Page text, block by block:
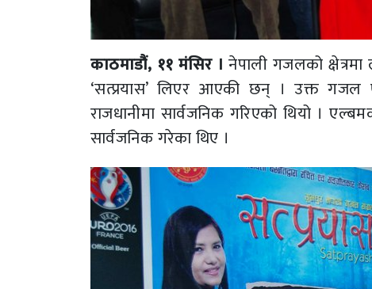
काठमाडौं, ११ मंसिर । नेपाली गजलको
‘सत्प्रयास’ लिएर आएकी छन् । उक्त गजल
राजधानीमा सार्वजनिक गरिएको थियो ।
सार्वजनिक गरेका थिए ।